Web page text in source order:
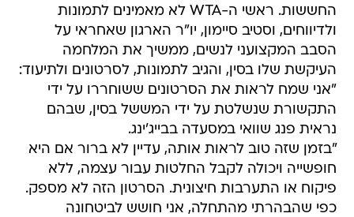
החששות. ראשי ה-WTA לא מאמינים לתמונות
ולדיווחים, וסטיב סיימון, יו"ר הארגון שאחראי על
הסבב המקצועני לנשים, ממשיך את המלחמה
העיקשת שלו בסין, והגיב לתמונות, לסרטונים ולתיעוד:
"אני שמח לראות את הסרטונים ששוחררו על ידי
התקשורת שנשלטת על ידי המששל בסין, שבהם
נראית פנג שוואי במסעדה בבייג'ינג.
"בזמן שזה טוב לראות אותה, עדיין לא ברור אם היא
חופשייה ויכולה לקבל החלטות עבור עצמה, ללא
פיקוח או התערבות חיצונית. הסרטון הזה לא מספק.
כפי שהבהרתי מהתחלה, אני חושש לביטחונה